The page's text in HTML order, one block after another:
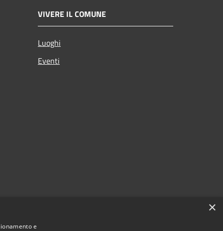
VIVERE IL COMUNE
Luoghi
Eventi
×
e